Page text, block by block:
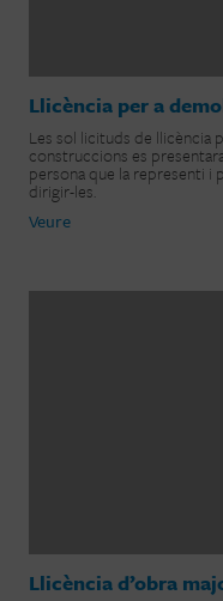
Llicència per a
Les sol licituds de llicència
construccions es
persona que la representi
dirigir-les.
Veure
Llicència d’obra